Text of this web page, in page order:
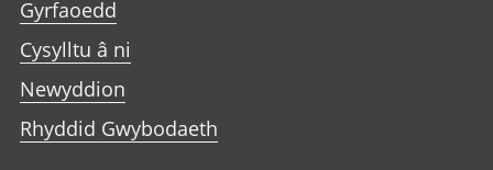
Gyrfaoedd
Cysylltu â ni
Newyddion
Rhyddid Gwybodaeth